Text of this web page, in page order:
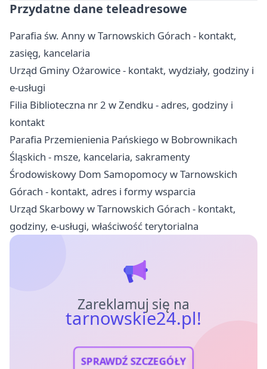
Przydatne dane teleadresowe
Parafia św. Anny w Tarnowskich Górach - kontakt,
zasięg, kancelaria
Urząd Gminy Ożarowice - kontakt, wydziały, godziny i
e-usługi
Filia Biblioteczna nr 2 w Zendku - adres, godziny i
kontakt
Parafia Przemienienia Pańskiego w Bobrownikach
Śląskich - msze, kancelaria, sakramenty
Środowiskowy Dom Samopomocy w Tarnowskich
Górach - kontakt, adres i formy wsparcia
Urząd Skarbowy w Tarnowskich Górach - kontakt,
godziny, e-usługi, właściwość terytorialna
Zareklamuj się na
tarnowskie24.pl!
SPRAWDŹ SZCZEGÓŁY